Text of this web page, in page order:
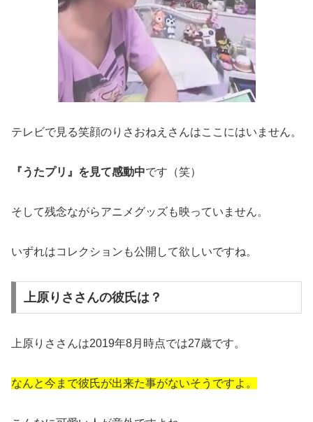
テレビで見る笑顔のりさおねえさんはここにはいません。
『うたプリ』を見て感動中です（笑）
そして残念ながらアニメグッズも映っていません。
いずれはコレクションも公開して欲しいですね。
上原りささんの彼氏は？
上原りささんは2019年8月時点では27歳です。
なんと今まで彼氏が出来た事がないそうですよ。